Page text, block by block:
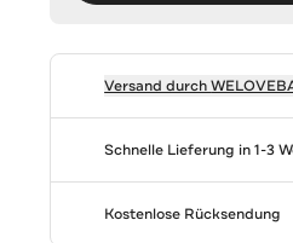
Versand durch
Schnelle Lieferung in 1-3
Kostenlose Rücksendung